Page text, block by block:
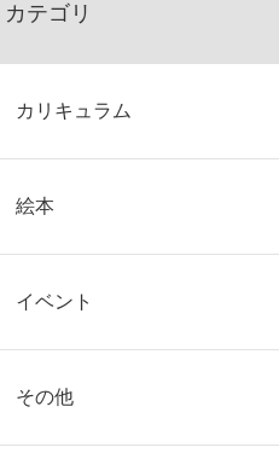
カテゴリ
カリキュラム
絵本
イベント
その他